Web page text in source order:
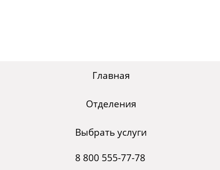
Главная
Отделения
Выбрать услуги
8 800 555-77-78